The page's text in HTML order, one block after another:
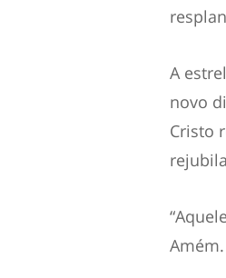
A
novo
Cristo
Amém.